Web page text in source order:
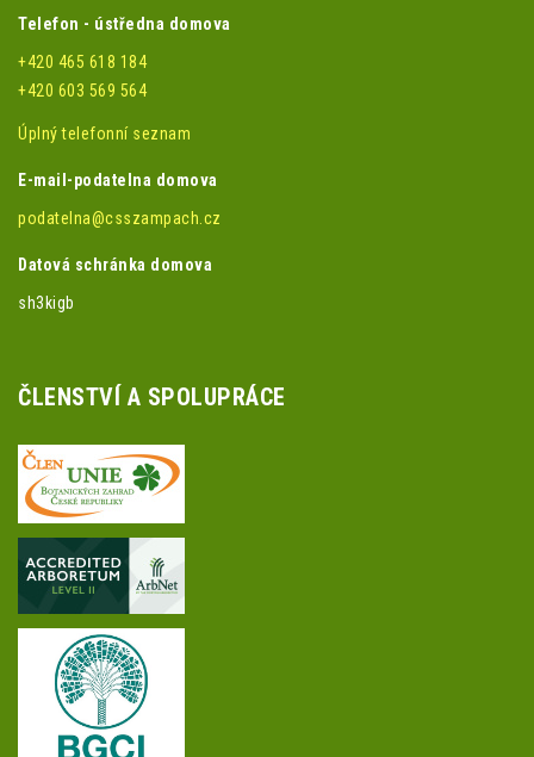
Telefon - ústředna domova
+420 465 618 184
+420 603 569 564
Úplný telefonní seznam
E-mail-podatelna domova
podatelna@csszampach.cz
Datová schránka domova
sh3kigb
ČLENSTVÍ A SPOLUPRÁCE